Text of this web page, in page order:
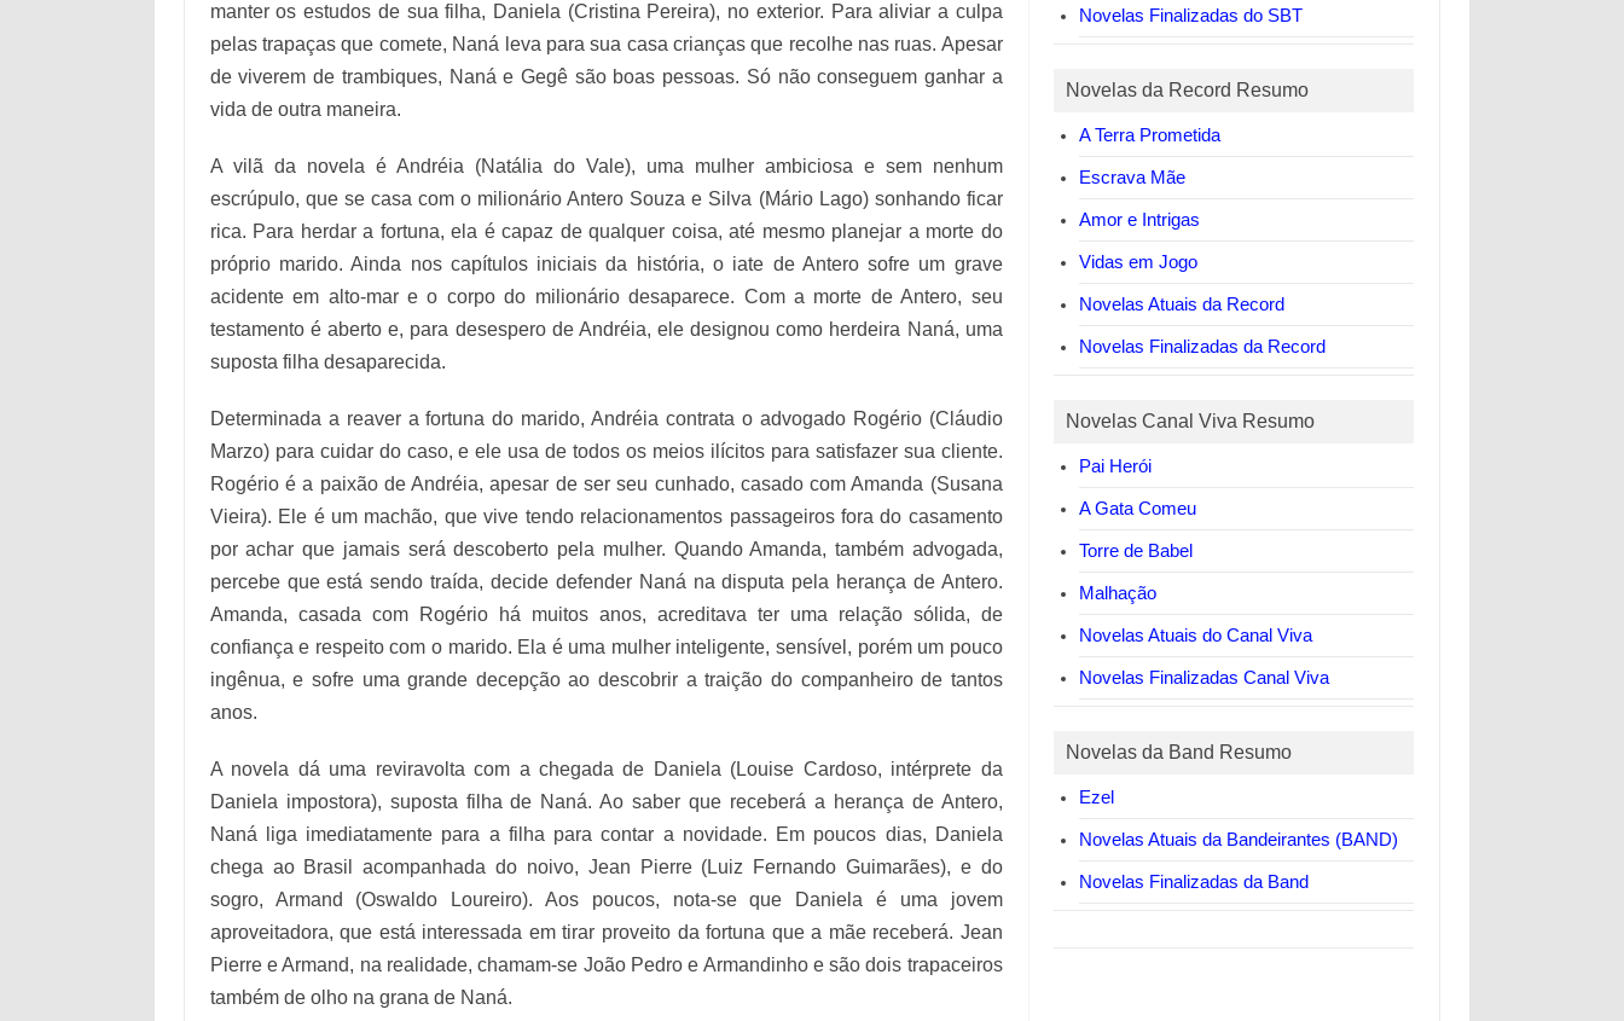
manter os estudos de sua filha, Daniela (Cristina Pereira), no exterior. Para aliviar a culpa
pelas trapaças que comete, Naná leva para sua casa crianças que recolhe nas ruas. Apesar
de viverem de trambiques, Naná e Gegê são boas pessoas. Só não conseguem ganhar a
vida de outra maneira.
A vilã da novela é Andréia (Natália do Vale), uma mulher ambiciosa e sem nenhum
escrúpulo, que se casa com o milionário Antero Souza e Silva (Mário Lago) sonhando ficar
rica. Para herdar a fortuna, ela é capaz de qualquer coisa, até mesmo planejar a morte do
próprio marido. Ainda nos capítulos iniciais da história, o iate de Antero sofre um grave
acidente em alto-mar e o corpo do milionário desaparece. Com a morte de Antero, seu
testamento é aberto e, para desespero de Andréia, ele designou como herdeira Naná, uma
suposta filha desaparecida.
Determinada a reaver a fortuna do marido, Andréia contrata o advogado Rogério (Cláudio
Marzo) para cuidar do caso, e ele usa de todos os meios ilícitos para satisfazer sua cliente.
Rogério é a paixão de Andréia, apesar de ser seu cunhado, casado com Amanda (Susana
Vieira). Ele é um machão, que vive tendo relacionamentos passageiros fora do casamento
por achar que jamais será descoberto pela mulher. Quando Amanda, também advogada,
percebe que está sendo traída, decide defender Naná na disputa pela herança de Antero.
Amanda, casada com Rogério há muitos anos, acreditava ter uma relação sólida, de
confiança e respeito com o marido. Ela é uma mulher inteligente, sensível, porém um pouco
ingênua, e sofre uma grande decepção ao descobrir a traição do companheiro de tantos
anos.
A novela dá uma reviravolta com a chegada de Daniela (Louise Cardoso, intérprete da
Daniela impostora), suposta filha de Naná. Ao saber que receberá a herança de Antero,
Naná liga imediatamente para a filha para contar a novidade. Em poucos dias, Daniela
chega ao Brasil acompanhada do noivo, Jean Pierre (Luiz Fernando Guimarães), e do
sogro, Armand (Oswaldo Loureiro). Aos poucos, nota-se que Daniela é uma jovem
aproveitadora, que está interessada em tirar proveito da fortuna que a mãe receberá. Jean
Pierre e Armand, na realidade, chamam-se João Pedro e Armandinho e são dois trapaceiros
também de olho na grana de Naná.
Novelas Finalizadas do SBT
Novelas da Record Resumo
A Terra Prometida
Escrava Mãe
Amor e Intrigas
Vidas em Jogo
Novelas Atuais da Record
Novelas Finalizadas da Record
Novelas Canal Viva Resumo
Pai Herói
A Gata Comeu
Torre de Babel
Malhação
Novelas Atuais do Canal Viva
Novelas Finalizadas Canal Viva
Novelas da Band Resumo
Ezel
Novelas Atuais da Bandeirantes (BAND)
Novelas Finalizadas da Band